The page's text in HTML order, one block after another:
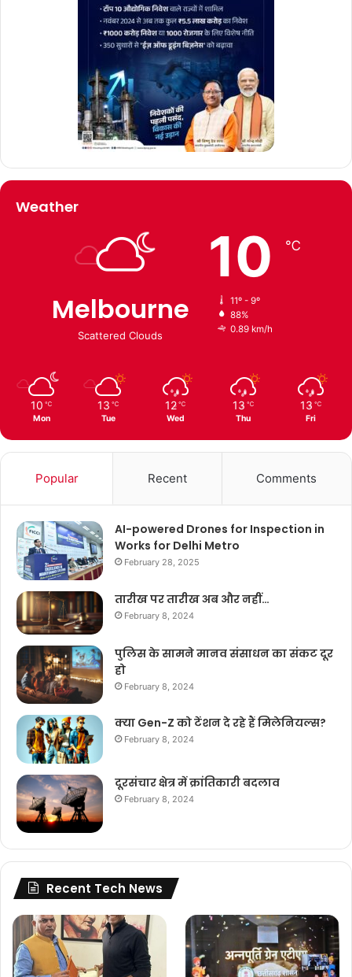
Weather
Melbourne
Scattered Clouds
10 ℃
11º - 9º
88%
0.89 km/h
10 ℃
Mon
13 ℃
Tue
12 ℃
Wed
13 ℃
Thu
13 ℃
Fri
Popular Recent Comments
AI-powered Drones for Inspection in
Works for Delhi Metro
February 28, 2025
तारीख पर तारीख अब और नहीं…
February 8, 2024
पुलिस के सामने मानव संसाधन का संकट दूर
हो
February 8, 2024
क्या Gen-Z को टेंशन दे रहे हैं मिलेनियल्स?
February 8, 2024
दूरसंचार क्षेत्र में क्रांतिकारी बदलाव
February 8, 2024
Recent Tech News